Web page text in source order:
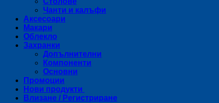
Чанти и калъфи
Аксесоари
Макари
Облекло
Захранки
Допълнителни
Компоненти
Основни
Промоции
Нови продукти
Влизане / Регистриране